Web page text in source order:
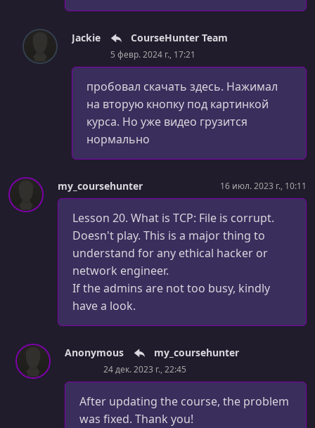
Jackie CourseHunter Team
5 февр. 2024 г., 17:21
пробовал скачать здесь. Нажимал
на вторую кнопку под картинкой
курса. Но уже видео грузится
нормально
my_coursehunter 16 июл. 2023 г., 10:11
Lesson 20. What is TCP: File is corrupt.
Doesn't play. This is a major thing to
understand for any ethical hacker or
network engineer.
If the admins are not too busy, kindly
have a look.
Anonymous my_coursehunter
24 дек. 2023 г., 22:45
After updating the course, the problem
was fixed. Thank you!